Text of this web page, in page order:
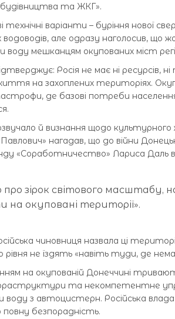
будівництва та ЖКГ».
варіанти – буріння нової
але одразу наголосив, що
мешканцям окупованих міст
Росія не має ні ресурсів, ні
на захоплених територіях.
де базові потреби
й визнання щодо
нагадав, що до війни
«Соработничество» Лариса Даль
зірок світового масштабу,
на окуповані території».
чиновниця назвала ці
не їздять «навіть туди, де
на окупованій Донеччині
та некомпетентне
з автоцистерн. Російська влада
безпорадність.